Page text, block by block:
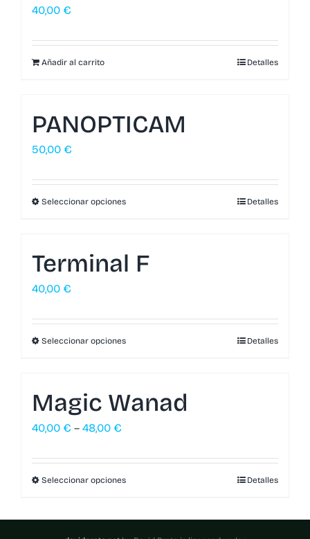
40,00 €
Añadir al carrito Detalles
PANOPTICAM
50,00 €
Seleccionar opciones Detalles
Terminal F
40,00 €
Seleccionar opciones Detalles
Magic Wanad
40,00 € – 48,00 €
Seleccionar opciones Detalles